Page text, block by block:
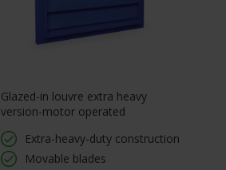
Glazed-in louvre extra heavy
version-motor operated
Extra-heavy-duty construction
Movable blades